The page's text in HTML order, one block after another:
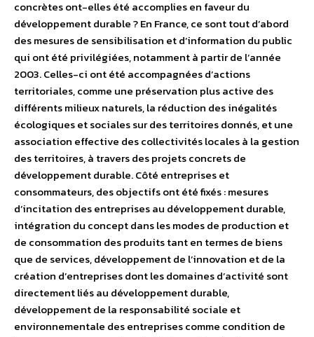
concrètes ont-elles été accomplies en faveur du
développement durable ? En France, ce sont tout d’abord
des mesures de sensibilisation et d’information du public
qui ont été privilégiées, notamment à partir de l’année
2003. Celles-ci ont été accompagnées d’actions
territoriales, comme une préservation plus active des
différents milieux naturels, la réduction des inégalités
écologiques et sociales sur des territoires donnés, et une
association effective des collectivités locales à la gestion
des territoires, à travers des projets concrets de
développement durable. Côté entreprises et
consommateurs, des objectifs ont été fixés : mesures
d’incitation des entreprises au développement durable,
intégration du concept dans les modes de production et
de consommation des produits tant en termes de biens
que de services, développement de l’innovation et de la
création d’entreprises dont les domaines d’activité sont
directement liés au développement durable,
développement de la responsabilité sociale et
environnementale des entreprises comme condition de